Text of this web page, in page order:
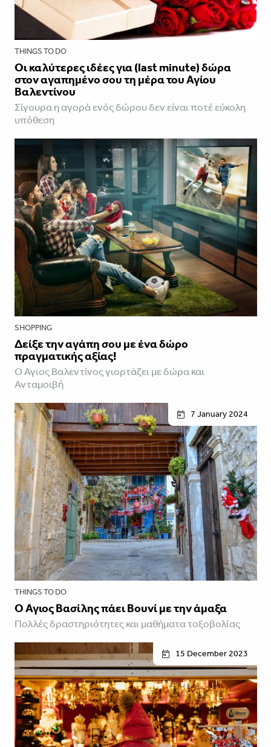
THINGS TO DO
Οι καλύτερες ιδέες για (last minute) δώρα
στον αγαπημένο σου τη μέρα του Αγίου
Βαλεντίνου
Σίγουρα η αγορά ενός δώρου δεν είναι ποτέ εύκολη
υπόθεση
SHOPPING
Δείξε την αγάπη σου με ένα δώρο
πραγματικής αξίας!
Ο Άγιος Βαλεντίνος γιορτάζει με δώρα και
Ανταμοιβή
7 January 2024
THINGS TO DO
Ο Άγιος Βασίλης πάει Βουνί με την άμαξα
Πολλές δραστηριότητες και μαθήματα τοξοβολίας
15 December 2023